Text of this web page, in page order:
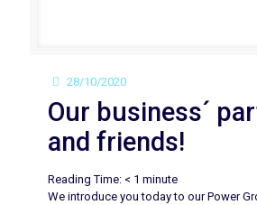
28/10/2020
Our business´
and friends!
Reading Time: < 1 minute
We introduce you today to our Power